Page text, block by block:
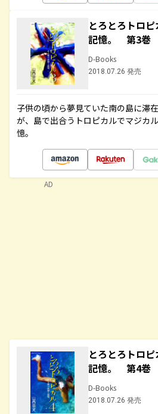
とろとろトロ
記憶。 第3巻
D-Books
2018.07.26 発売
子供の頃から夢見ていた南の島に滞
が、島で出合うトロピカルでマジカ
憶。
とろとろトロ
記憶。 第4巻
D-Books
2018.07.26 発売
AD